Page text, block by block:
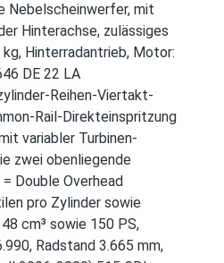
Nebelscheinwerfer, mit
Hinterachse, zulässiges
Hinterradantrieb, Motor:
DE 22 LA
Reihen-Viertakt-
Rail-Direkteinspritzung
variabler Turbinen-
zwei obenliegende
Double Overhead
pro Zylinder sowie
cm³ sowie 150 PS,
Radstand 3.665 mm,